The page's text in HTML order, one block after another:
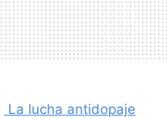
La lucha antidopaje